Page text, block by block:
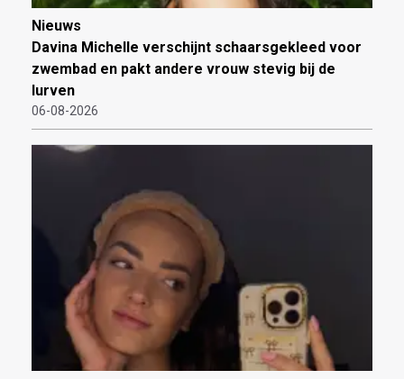
Nieuws
Davina Michelle verschijnt schaarsgekleed voor
zwembad en pakt andere vrouw stevig bij de
lurven
06-08-2026